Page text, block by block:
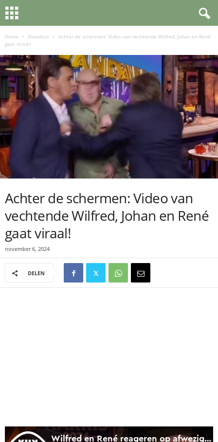
Home Showbizz
Achter de schermen: Video van vechtende Wilfred, Johan en René
gaat viraal!
Achter de schermen: Video van
vechtende Wilfred, Johan en René
gaat viraal!
november 6, 2024
DELEN